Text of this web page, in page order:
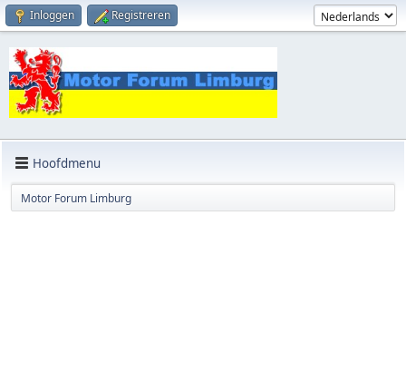
Inloggen Registreren
Hoofdmenu
Motor Forum Limburg